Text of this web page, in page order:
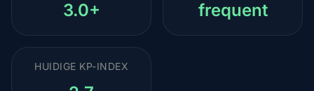
3.0+ frequent
HUIDIGE KP-INDEX